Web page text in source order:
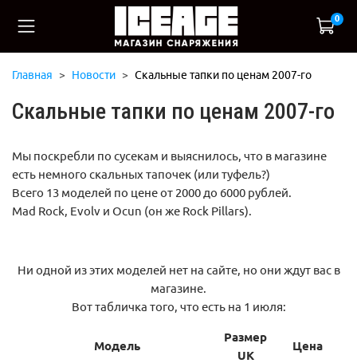
0
Главная Новости Скальные тапки по ценам 2007-го
Скальные тапки по ценам 2007-го
Мы поскребли по сусекам и выяснилось, что в магазине
есть немного скальных тапочек (или туфель?)
Всего 13 моделей по цене от 2000 до 6000 рублей.
Mad Rock, Evolv и Ocun (он же Rock Pillars).
Ни одной из этих моделей нет на сайте, но они ждут вас в
магазине.
Вот табличка того, что есть на 1 июля:
Модель
Размер
UK
Цена